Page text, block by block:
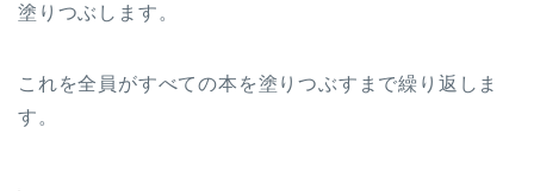
塗りつぶします。
これを全員がすべての本を塗りつぶすまで繰り返しま
す。